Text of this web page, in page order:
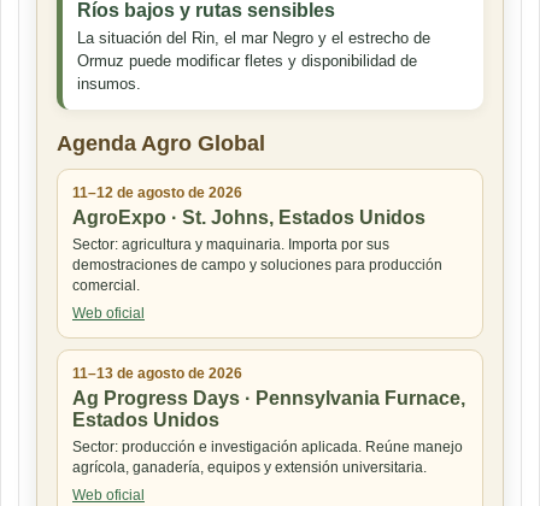
Ríos bajos y rutas sensibles
La situación del Rin, el mar Negro y el estrecho de
Ormuz puede modificar fletes y disponibilidad de
insumos.
Agenda Agro Global
11–12 de agosto de 2026
AgroExpo · St. Johns, Estados Unidos
Sector: agricultura y maquinaria. Importa por sus
demostraciones de campo y soluciones para producción
comercial.
Web oficial
11–13 de agosto de 2026
Ag Progress Days · Pennsylvania Furnace,
Estados Unidos
Sector: producción e investigación aplicada. Reúne manejo
agrícola, ganadería, equipos y extensión universitaria.
Web oficial